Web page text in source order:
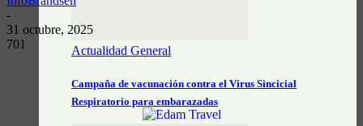
Actualidad General
Campaña de vacunación contra el Virus Sincicial
Respiratorio para embarazadas
-
31 octubre, 2025
701